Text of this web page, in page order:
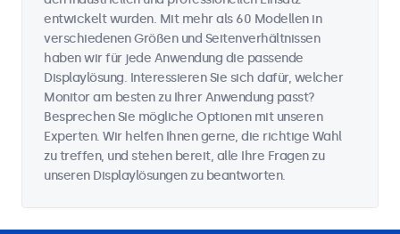
entwickelt wurden. Mit mehr als 60 Modellen in
verschiedenen Größen und Seitenverhältnissen
haben wir für jede Anwendung die passende
Displaylösung. Interessieren Sie sich dafür, welcher
Monitor am besten zu Ihrer Anwendung passt?
Besprechen Sie mögliche Optionen mit unseren
Experten. Wir helfen Ihnen gerne, die richtige Wahl
zu treffen, und stehen bereit, alle Ihre Fragen zu
unseren Displaylösungen zu beantworten.